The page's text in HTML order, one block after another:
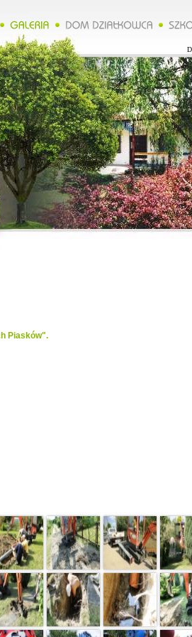
więcej na naszej stronie.**********Zarząd ROD
Piasków".